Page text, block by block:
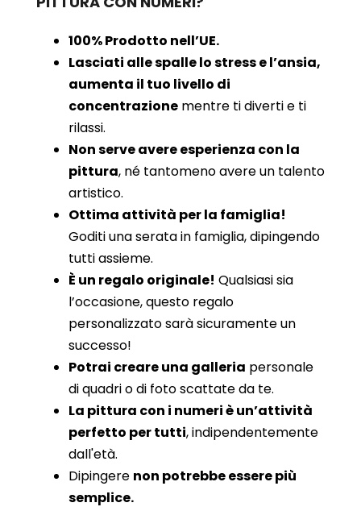
100% Prodotto nell’UE.
Lasciati alle spalle lo stress e l’ansia,
aumenta il tuo livello di
concentrazione mentre ti diverti e ti
rilassi.
Non serve avere esperienza con la
pittura, né tantomeno avere un talento
artistico.
Ottima attività per la famiglia!
Goditi una serata in famiglia, dipingendo
tutti assieme.
È un regalo originale! Qualsiasi sia
l’occasione, questo regalo
personalizzato sarà sicuramente un
successo!
Potrai creare una galleria personale
di quadri o di foto scattate da te.
La pittura con i numeri è un’attività
perfetto per tutti, indipendentemente
dall'età.
Dipingere non potrebbe essere più
semplice.